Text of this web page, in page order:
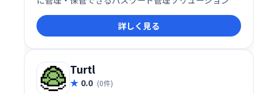
詳しく見る
Turtl
0.0 (0件)